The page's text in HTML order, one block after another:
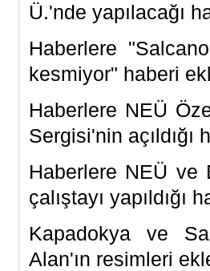
Ü.'nde yapılacağı
Haberlere
kesmiyor" haberi
Haberlere NEÜ
Sergisi'nin açıldığı
Haberlere NEÜ ve
çalıştayı yapıldığı
Kapadokya ve
Alan'ın resimleri